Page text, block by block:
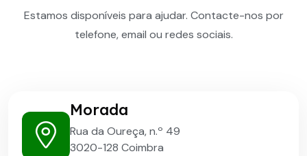
Estamos disponíveis para ajudar. Contacte-nos por
telefone, email ou redes sociais.
Morada
Rua da Oureça, n.º 49
3020-128 Coimbra